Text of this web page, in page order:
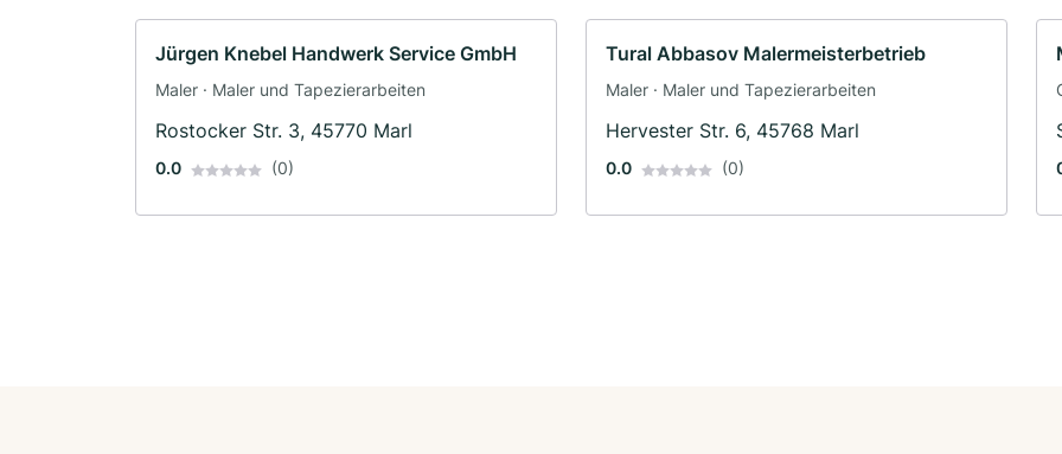
Jürgen Knebel Handwerk Service GmbH
Maler · Maler und Tapezierarbeiten
Rostocker Str. 3, 45770 Marl
0.0 (0)
Tural Abbasov Malermeisterbetrieb
Maler · Maler und Tapezierarbeiten
Hervester Str. 6, 45768 Marl
0.0 (0)